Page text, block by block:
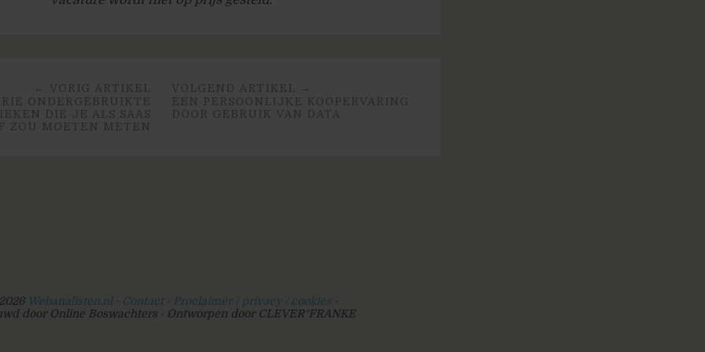
VOLGEND ARTIKEL →
EEN PERSOONLIJKE KOOPERVARING
DOOR GEBRUIK VAN DATA
← VORIG ARTIKEL
ONDERGEBRUIKTE
DIE JE ALS SAAS
ZOU MOETEN METEN
Webanalisten.nl Contact
Proclaimer / privacy / cookies
door Online Boswachters
Ontworpen door CLEVER°FRANKE